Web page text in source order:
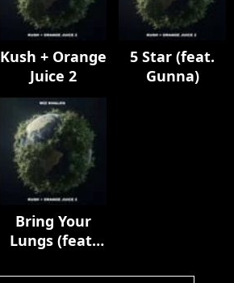
Kush + Orange
Juice 2
5 Star (feat.
Gunna)
Bring Your
Lungs (feat.